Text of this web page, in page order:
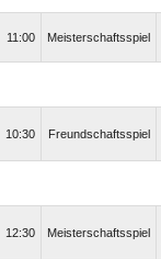
11:00 Meisterschaftsspiel
10:30 Freundschaftsspiel
12:30 Meisterschaftsspiel